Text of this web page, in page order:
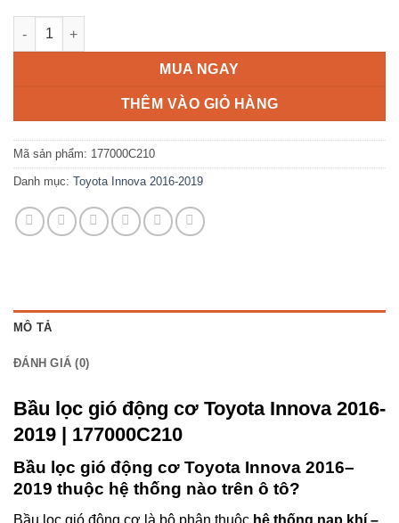
Bầu lọc gió động cơ Toyota Innova 2016-2019 | 177000C210
MUA NGAY
THÊM VÀO GIỎ HÀNG
Mã sản phẩm: 177000C210
Danh mục: Toyota Innova 2016-2019
MÔ TẢ
ĐÁNH GIÁ (0)
Bầu lọc gió động cơ Toyota Innova 2016-
2019 | 177000C210
Bầu lọc gió động cơ Toyota Innova 2016–
2019 thuộc hệ thống nào trên ô tô?
Bầu lọc gió động cơ là bộ phận thuộc hệ thống nạp khí –